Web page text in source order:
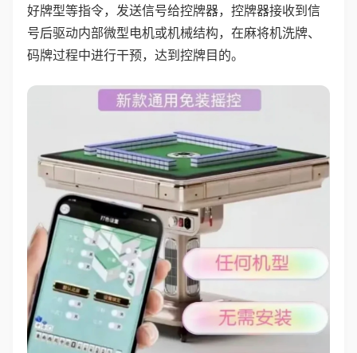
好牌型等指令，发送信号给控牌器，控牌器接收到信
号后驱动内部微型电机或机械结构，在麻将机洗牌、
码牌过程中进行干预，达到控牌目的。